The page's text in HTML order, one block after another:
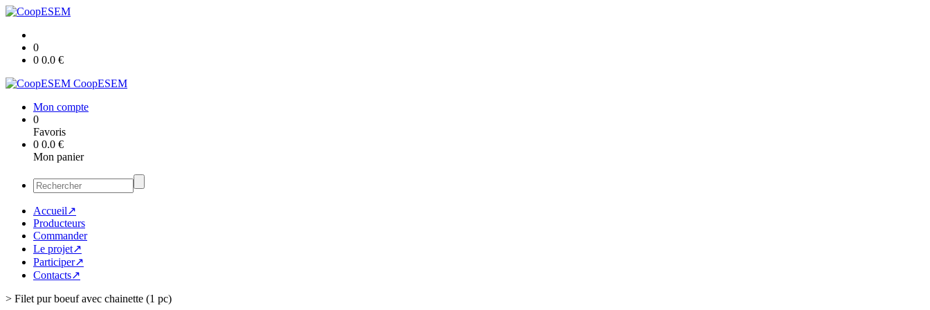
0
0 0.0 €
CoopESEM
Mon compte
0
Favoris
0 0.0 €
Mon panier
Accueil↗
Producteurs
Commander
Le projet↗
Participer↗
Contacts↗
> Filet pur boeuf avec chainette (1 pc)